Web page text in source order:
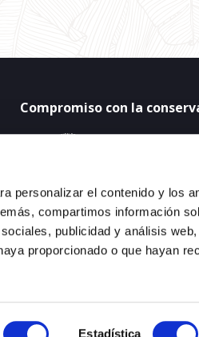
personalizar el contenido y los
compartimos información
publicidad y análisis
proporcionado o que hayan
Estadística
Compromiso con la
Natura Benidorm. Todos los derechos